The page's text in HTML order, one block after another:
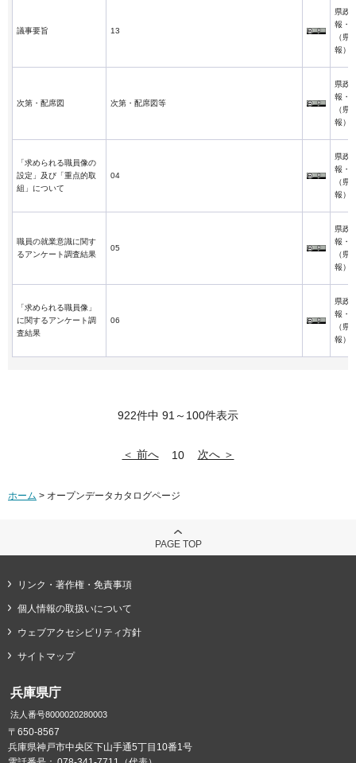
議事要旨 13
県政
報・
（県
報）
次第・配席図 次第・配席図等
県政
報・
（県
報）
「求められる職員像の
設定」及び「重点的取
組」について
04
県政
報・
（県
報）
職員の就業意識に関す
るアンケート調査結果
05
県政
報・
（県
報）
「求められる職員像」
に関するアンケート調
査結果
06
県政
報・
（県
報）
922件中 91～100件表示
＜ 前へ 10 次へ ＞
ホーム > オープンデータカタログページ
PAGE TOP
リンク・著作権・免責事項
個人情報の取扱いについて
ウェブアクセシビリティ方針
サイトマップ
兵庫県庁
法人番号8000020280003
〒650-8567
兵庫県神戸市中央区下山手通5丁目10番1号